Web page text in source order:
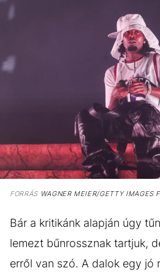
FORRÁSWAGNER MEIER/GETTY IMAGES
Bár a kritikánk alapján úgy
lemezt bűnrossznak tartjuk,
erről van szó. A dalok egy jó